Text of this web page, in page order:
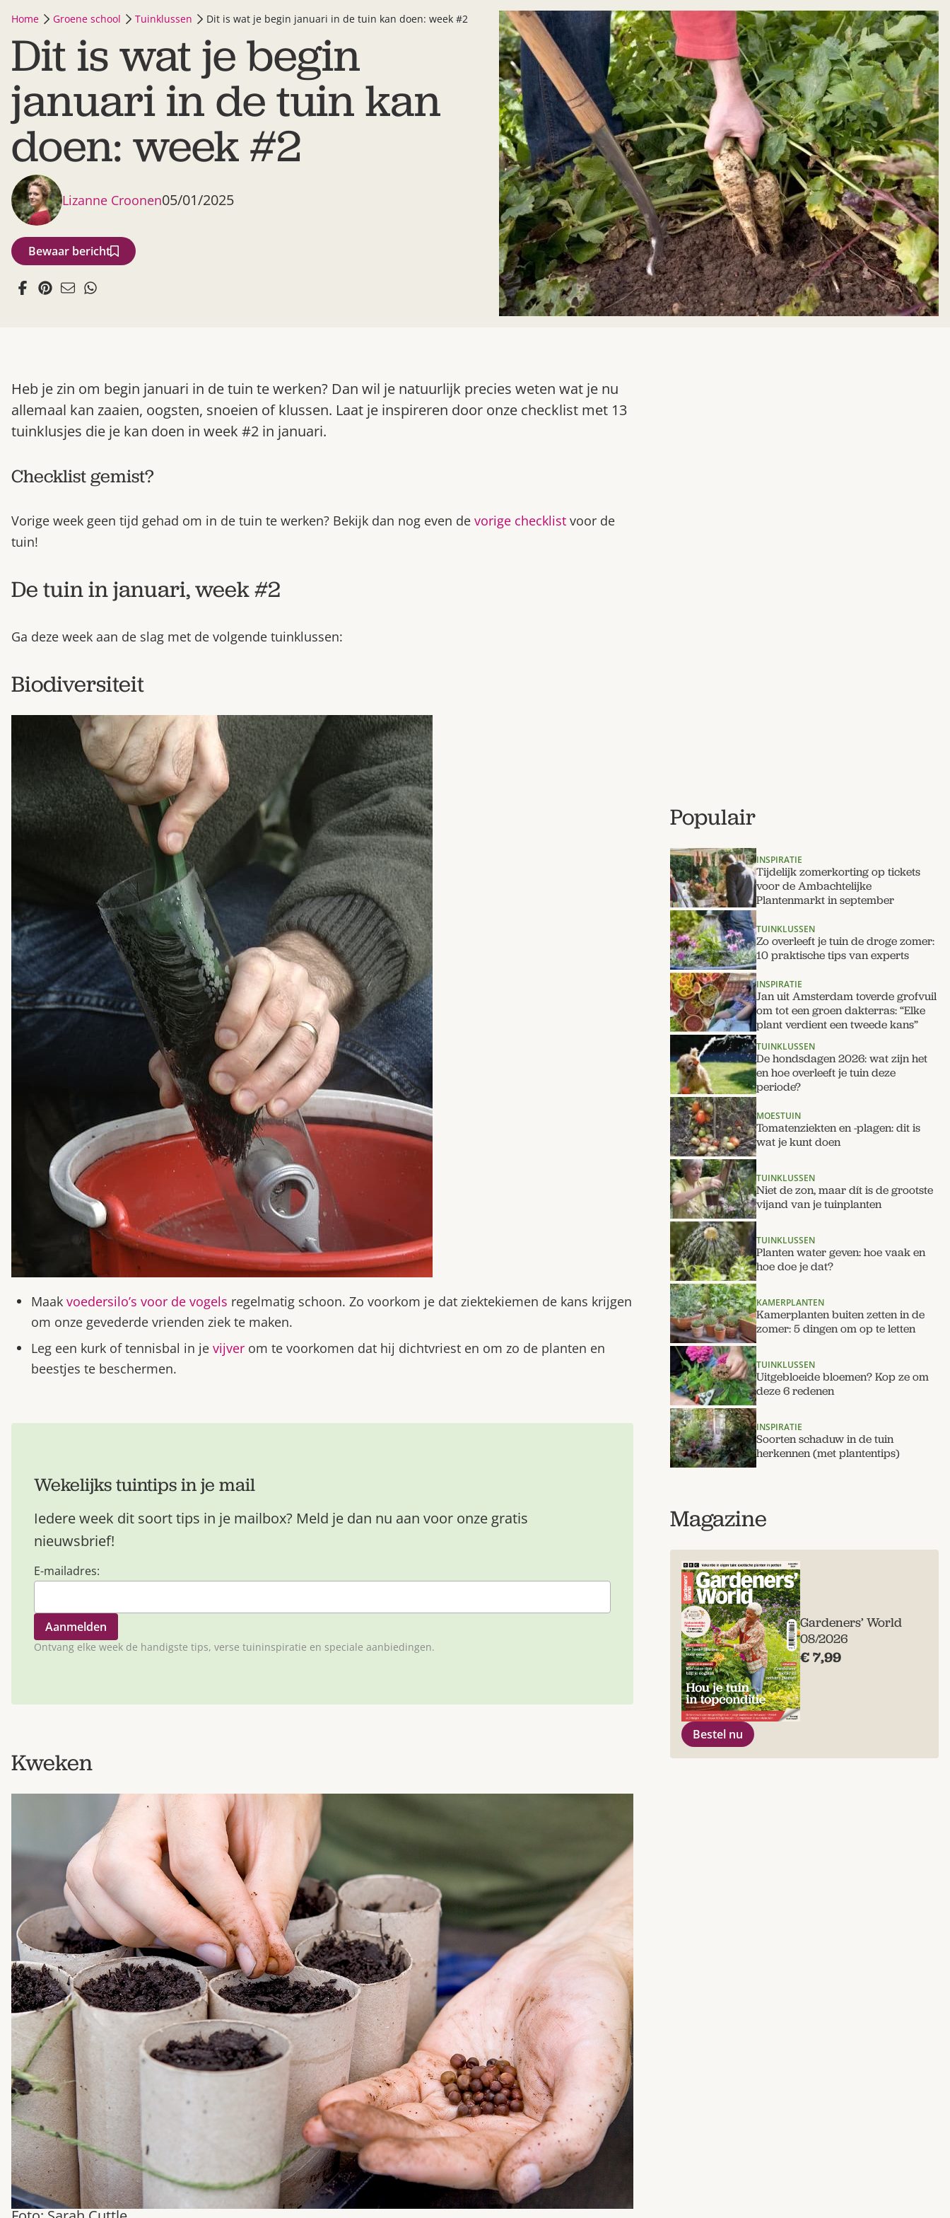
Home Groene school Tuinklussen Dit is wat je begin januari in de tuin kan doen: week #2
Dit is wat je begin
januari in de tuin kan
doen: week #2
Lizanne Croonen05/01/2025
Bewaar bericht
Heb je zin om begin januari in de tuin te werken? Dan wil je natuurlijk precies weten wat je nu
allemaal kan zaaien, oogsten, snoeien of klussen. Laat je inspireren door onze checklist met 13
tuinklusjes die je kan doen in week #2 in januari.
Checklist gemist?
Vorige week geen tijd gehad om in de tuin te werken? Bekijk dan nog even de vorige checklist voor de
tuin!
De tuin in januari, week #2
Ga deze week aan de slag met de volgende tuinklussen:
Biodiversiteit
Maak voedersilo’s voor de vogels regelmatig schoon. Zo voorkom je dat ziektekiemen de kans krijgen
om onze gevederde vrienden ziek te maken.
Leg een kurk of tennisbal in je vijver om te voorkomen dat hij dichtvriest en om zo de planten en
beestjes te beschermen.
Wekelijks tuintips in je mail
Iedere week dit soort tips in je mailbox? Meld je dan nu aan voor onze gratis
nieuwsbrief!
E-mailadres:
Ontvang elke week de handigste tips, verse tuininspiratie en speciale aanbiedingen.
Kweken
Populair
INSPIRATIE
Tijdelijk zomerkorting op tickets
voor de Ambachtelijke
Plantenmarkt in september
TUINKLUSSEN
Zo overleeft je tuin de droge zomer:
10 praktische tips van experts
INSPIRATIE
Jan uit Amsterdam toverde grofvuil
om tot een groen dakterras: “Elke
plant verdient een tweede kans”
TUINKLUSSEN
De hondsdagen 2026: wat zijn het
en hoe overleeft je tuin deze
periode?
MOESTUIN
Tomatenziekten en -plagen: dit is
wat je kunt doen
TUINKLUSSEN
Niet de zon, maar dít is de grootste
vijand van je tuinplanten
TUINKLUSSEN
Planten water geven: hoe vaak en
hoe doe je dat?
KAMERPLANTEN
Kamerplanten buiten zetten in de
zomer: 5 dingen om op te letten
TUINKLUSSEN
Uitgebloeide bloemen? Kop ze om
deze 6 redenen
INSPIRATIE
Soorten schaduw in de tuin
herkennen (met plantentips)
Magazine
Gardeners’ World
08/2026
€ 7,99
Bestel nu